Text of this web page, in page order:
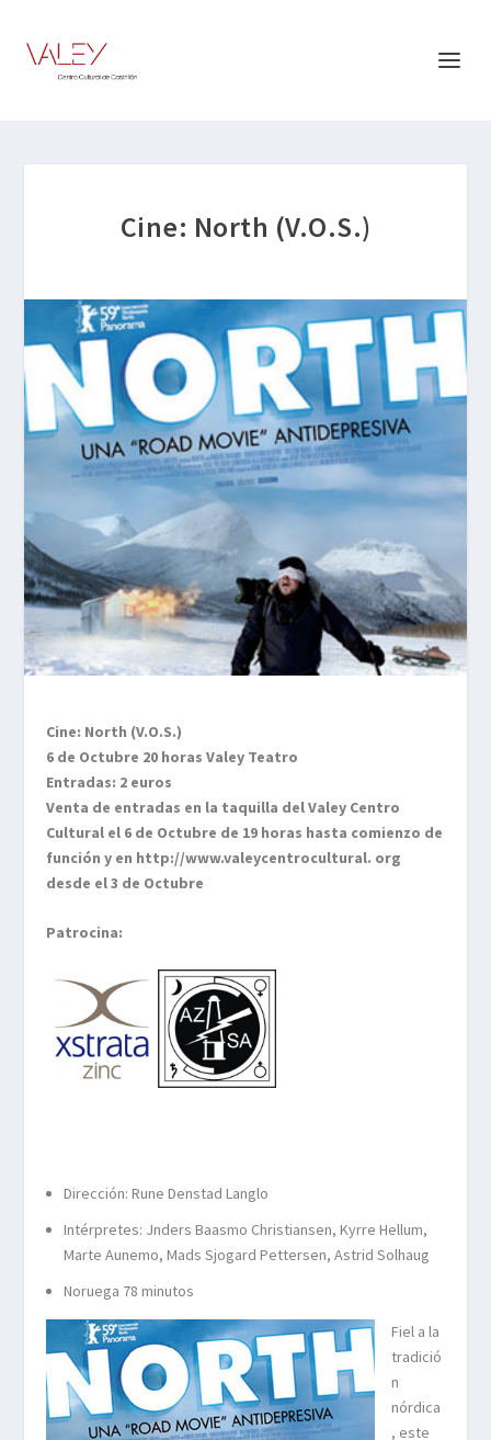
Cine: North (V.O.S.)
Cine: North (V.O.S.)
6 de Octubre 20 horas Valey Teatro
Entradas: 2 euros
Venta de entradas en la taquilla del Valey Centro
Cultural el 6 de Octubre de 19 horas hasta comienzo de
función y en http://www.valeycentrocultural. org
desde el 3 de Octubre
Patrocina:
Dirección: Rune Denstad Langlo
Intérpretes: Jnders Baasmo Christiansen, Kyrre Hellum,
Marte Aunemo, Mads Sjogard Pettersen, Astrid Solhaug
Noruega 78 minutos
Fiel a la
tradició
n
nórdica
, este